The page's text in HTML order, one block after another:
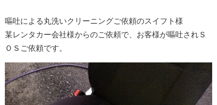
嘔吐による丸洗いクリーニングご依頼のスイフト様
某レンタカー会社様からのご依頼で、お客様が嘔吐されＳ
ＯＳご依頼です。